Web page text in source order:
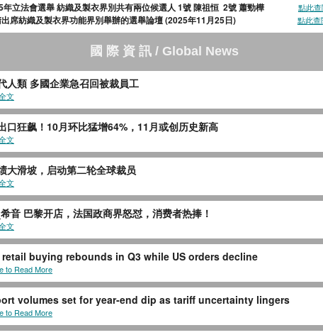
年立法會選舉 紡織及製衣界別共有兩位候選人 1號 陳祖恒 2號 蕭勁樺 點此
席紡織及製衣界功能界別舉辦的選舉論壇 (2025年11月25日) 點此
國 際 資 訊 / Global News
人類 多國企業急召回被裁員工
文
口狂飙！10月环比猛增64%，11月或创历史新高
文
大滑坡，启动第二轮全球裁员
文
音 巴黎开店，法国政商界怒怼，消费者热捧！
文
buying rebounds in Q3 while US orders decline
to Read More
volumes set for year-end dip as tariff uncertainty lingers
to Read More